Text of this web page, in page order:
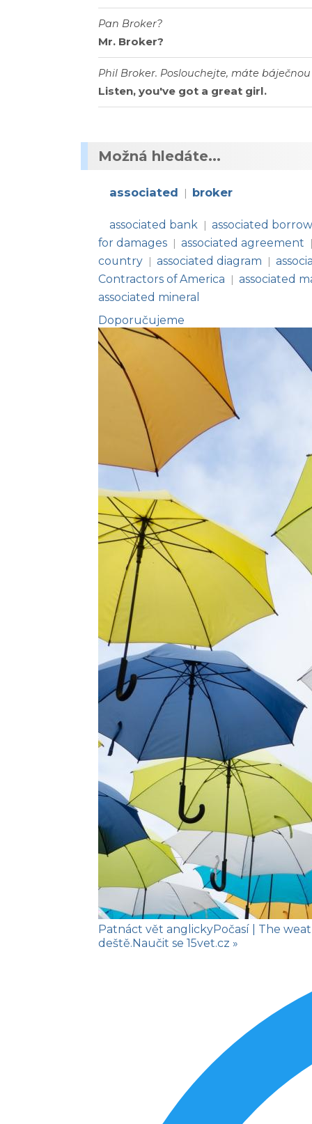
Pan Broker?
Mr. Broker?
Phil Broker. Poslouchejte, máte
Listen, you've got a great girl.
Možná hledáte...
associated | broker
associated bank | associated
for damages | associated agreement
country | associated diagram |
Contractors of America
| associated
associated mineral
Doporučujeme
Patnáct vět anglickyPočasí
| The
deště.Naučit se 15vet.cz »